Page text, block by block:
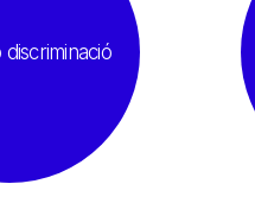
discriminació